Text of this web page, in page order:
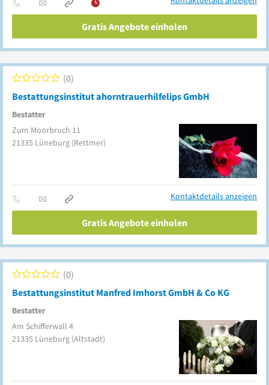
Gratis Angebote einholen
Bestattungsinstitut ahorntrauerhilfelips GmbH
Bestatter
0
Zum Moorbruch 11
21335 Lüneburg (Rettmer)
Kontaktdetails anzeigen
Gratis Angebote einholen
Bestattungsinstitut Manfred Imhorst GmbH & Co KG
Bestatter
0
Am Schifferwall 4
21335 Lüneburg (Altstadt)